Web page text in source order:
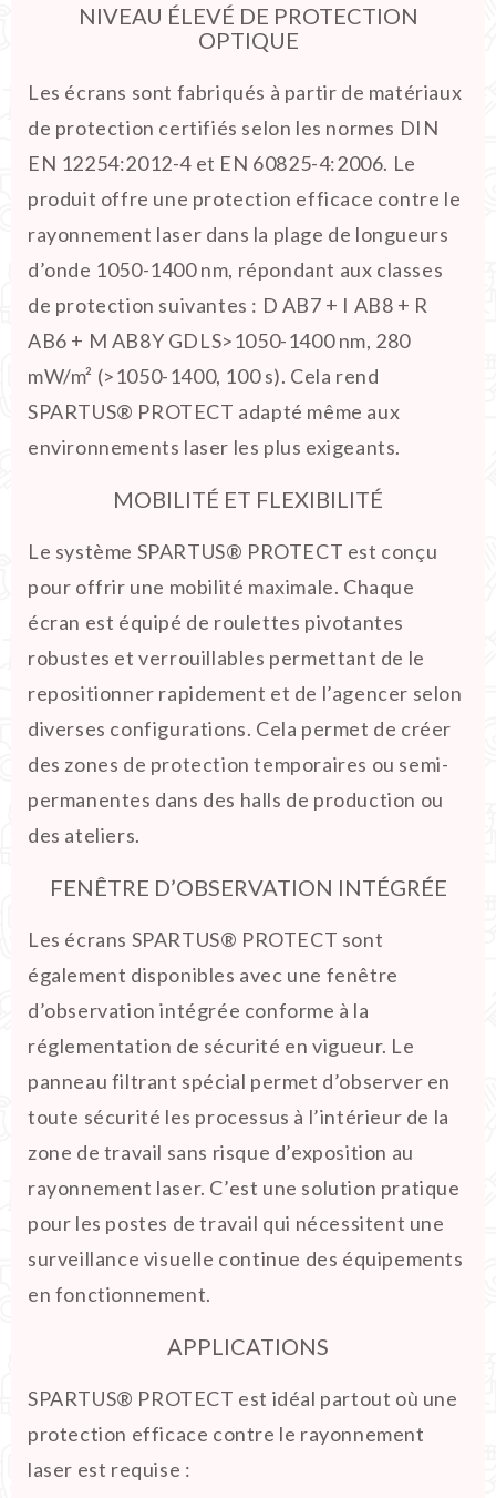
NIVEAU ÉLEVÉ DE PROTECTION
OPTIQUE
Les écrans sont fabriqués à partir de matériaux
de protection certifiés selon les normes DIN
EN 12254:2012-4 et EN 60825-4:2006. Le
produit offre une protection efficace contre le
rayonnement laser dans la plage de longueurs
d’onde 1050-1400 nm, répondant aux classes
de protection suivantes : D AB7 + I AB8 + R
AB6 + M AB8Y GDLS>1050-1400 nm, 280
mW/m² (>1050-1400, 100 s). Cela rend
SPARTUS® PROTECT adapté même aux
environnements laser les plus exigeants.
MOBILITÉ ET FLEXIBILITÉ
Le système SPARTUS® PROTECT est conçu
pour offrir une mobilité maximale. Chaque
écran est équipé de roulettes pivotantes
robustes et verrouillables permettant de le
repositionner rapidement et de l’agencer selon
diverses configurations. Cela permet de créer
des zones de protection temporaires ou semi-
permanentes dans des halls de production ou
des ateliers.
FENÊTRE D’OBSERVATION INTÉGRÉE
Les écrans SPARTUS® PROTECT sont
également disponibles avec une fenêtre
d’observation intégrée conforme à la
réglementation de sécurité en vigueur. Le
panneau filtrant spécial permet d’observer en
toute sécurité les processus à l’intérieur de la
zone de travail sans risque d’exposition au
rayonnement laser. C’est une solution pratique
pour les postes de travail qui nécessitent une
surveillance visuelle continue des équipements
en fonctionnement.
APPLICATIONS
SPARTUS® PROTECT est idéal partout où une
protection efficace contre le rayonnement
laser est requise :